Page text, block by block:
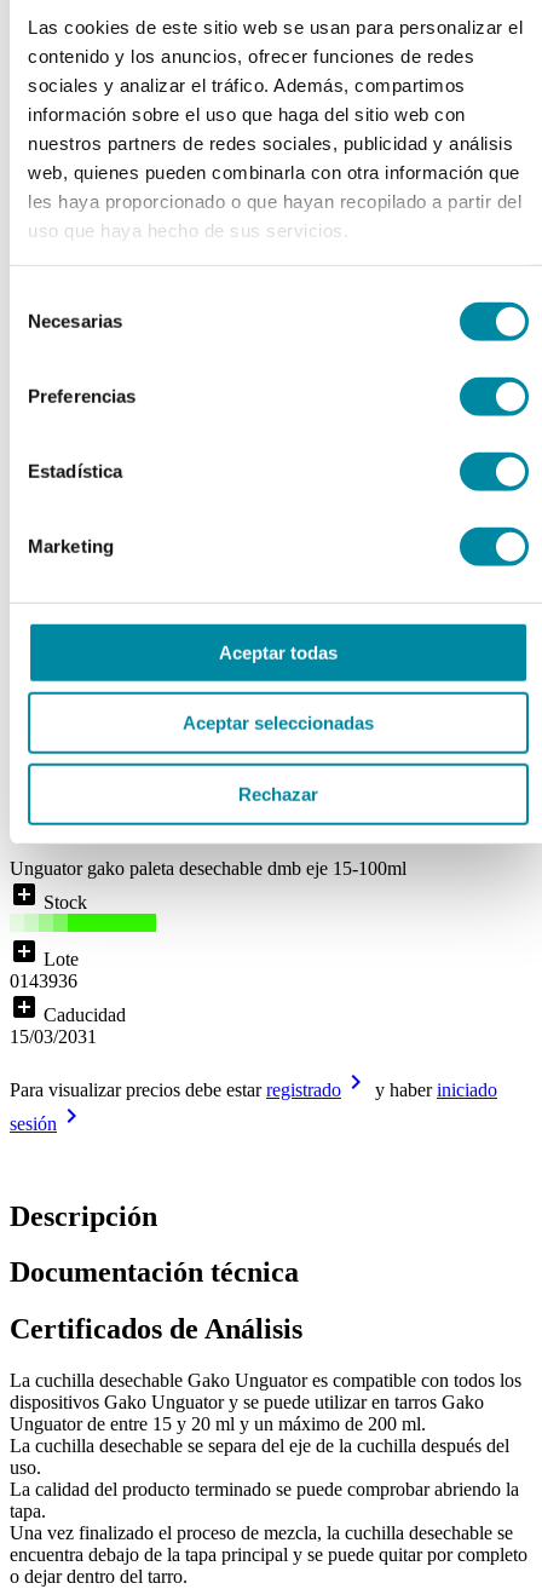
Las cookies de este sitio web se usan para personalizar el
contenido y los anuncios, ofrecer funciones de redes
sociales y analizar el tráfico. Además, compartimos
información sobre el uso que haga del sitio web con
nuestros partners de redes sociales, publicidad y análisis
web, quienes pueden combinarla con otra información que
les haya proporcionado o que hayan recopilado a partir del
uso que haya hecho de sus servicios.
Necesarias
Preferencias
Estadística
Marketing
Aceptar todas
Aceptar seleccionadas
Rechazar
chevron_left chevron_right
consigue 15 puntos de fidelización
UNGUATOR GAKO PALETA
100ml
Ref. Mg10987
ENTREGA INMEDIATA
( 0 )
local_shippingDisponibilidad:Entrega inmediata
Unguator gako paleta desechable dmb eje 15-100ml
add_box Stock
add_box Lote
0143936
add_box Caducidad
15/03/2031
Para visualizar precios debe estarregistrado keyboard_arrow_right y haberiniciado
sesión keyboard_arrow_right
Descripción
Documentación técnica
Certificados de Análisis
La cuchilla desechable Gako Unguator es compatible con todos los
dispositivos Gako Unguator y se puede utilizar en tarros Gako
Unguator de entre 15 y 20 ml y un máximo de 200 ml.
La cuchilla desechable se separa del eje de la cuchilla después del
uso.
La calidad del producto terminado se puede comprobar abriendo la
tapa.
Una vez finalizado el proceso de mezcla, la cuchilla desechable se
encuentra debajo de la tapa principal y se puede quitar por completo
o dejar dentro del tarro.